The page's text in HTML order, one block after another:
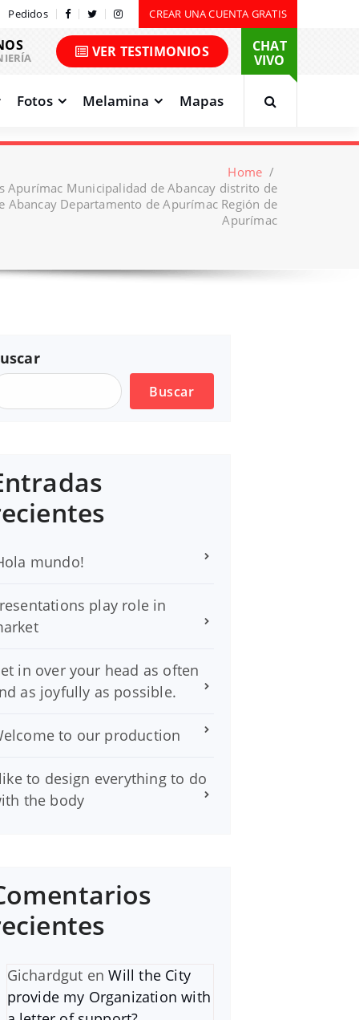
Pedidos CREAR UNA CUENTA GRATIS
VER TESTIMONIOS
CHAT
VIVO
Fotos Melamina Mapas
Home /
Apurímac Municipalidad de Abancay distrito de
Abancay Departamento de Apurímac Región de
Apurímac
Buscar
mundo!
play role in
in over your head as often
as joyfully as possible.
to our production
to design everything to do
the body
Gichardgut enWill the City
provide my Organization with